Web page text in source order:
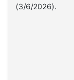
(3/6/2026).